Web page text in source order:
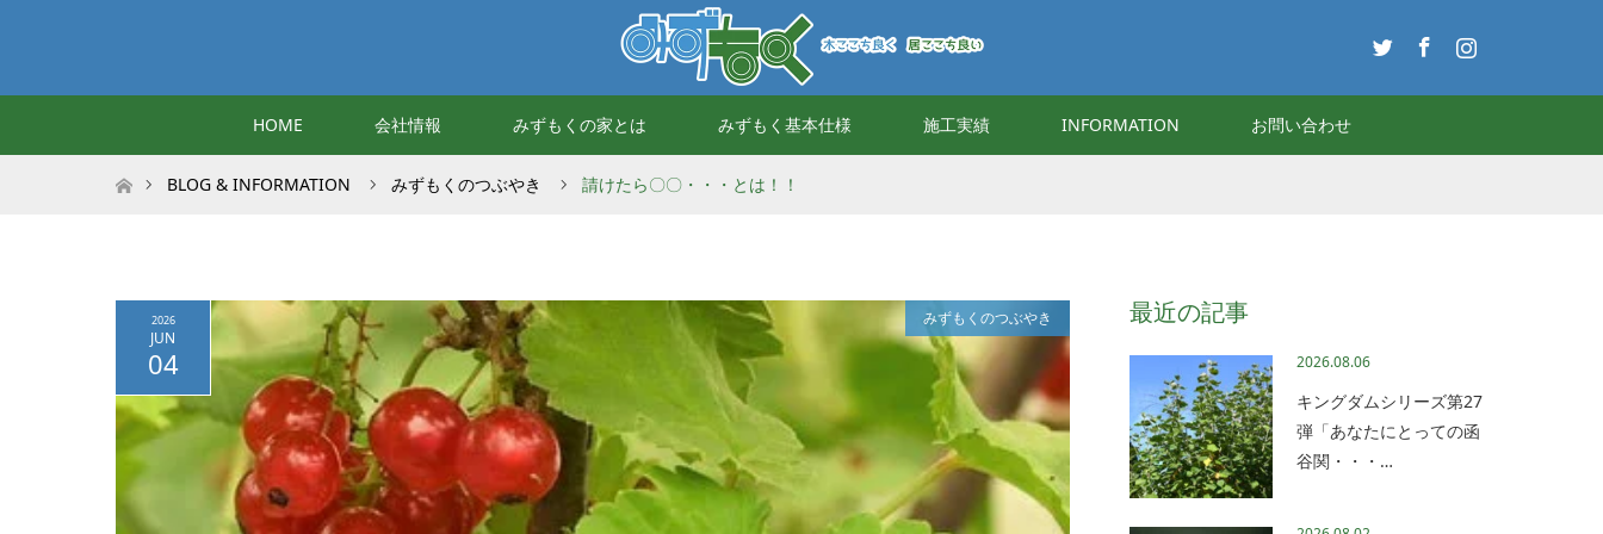
HOME 会社情報 みずもくの家とは みずもく基本仕様 施工実績 INFORMATION お問い合わせ
ホームBLOG & INFORMATION みずもくのつぶやき 請けたら〇〇・・・とは！！
2026
JUN
04
みずもくのつぶやき 最近の記事
2026.08.06
キングダムシリーズ第27
弾「あなたにとっての函
谷関・・・…